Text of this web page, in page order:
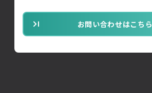
お問い合わせはこちら